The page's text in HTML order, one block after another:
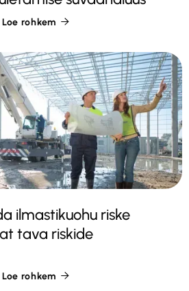
Loe rohkem 
ilmastikuohu riske
tava riskide
Loe rohkem 